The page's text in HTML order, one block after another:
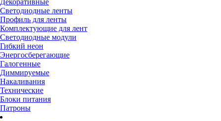
Декоративные
Светодиодные ленты
Профиль для ленты
Комплектующие для лент
Светодиодные модули
Гибкий неон
Энергосберегающие
Галогенные
Диммируемые
Накаливания
Технические
Блоки питания
Патроны